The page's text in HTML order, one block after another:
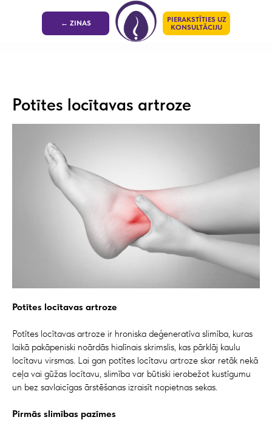
← ZINAS
PIERAKSTĪTIES UZ
KONSULTĀCIJU
Potītes locītavas artroze
Potītes locītavas artroze
Potītes locītavas artroze ir hroniska deģeneratīva slimība, kuras
laikā pakāpeniski noārdās hialīnais skrimslis, kas pārklāj kaulu
locītavu virsmas. Lai gan potītes locītavu artroze skar retāk nekā
ceļa vai gūžas locītavu, slimība var būtiski ierobežot kustīgumu
un bez savlaicīgas ārstēšanas izraisīt nopietnas sekas.
Pirmās slimības pazīmes